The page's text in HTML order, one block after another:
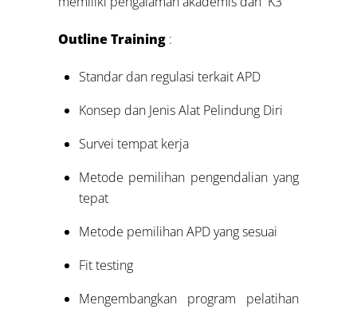
Outline Training :
Standar dan regulasi terkait APD
Konsep dan Jenis Alat Pelindung Diri
Survei tempat kerja
Metode pemilihan pengendalian yang
tepat
Metode pemilihan APD yang sesuai
Fit testing
Mengembangkan program pelatihan